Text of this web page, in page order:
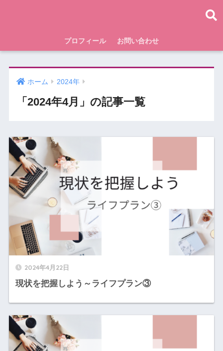
プロフィール お問い合わせ
ホーム 2024年
「2024年4月」の記事一覧
2024年4月22日
現状を把握しよう～ライフプラン③